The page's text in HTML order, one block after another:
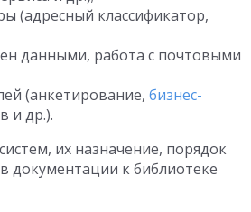
(адресный классификатор,
данными, работа с почтовыми
(анкетирование, бизнес-
и др.).
их назначение, порядок
документации к библиотеке